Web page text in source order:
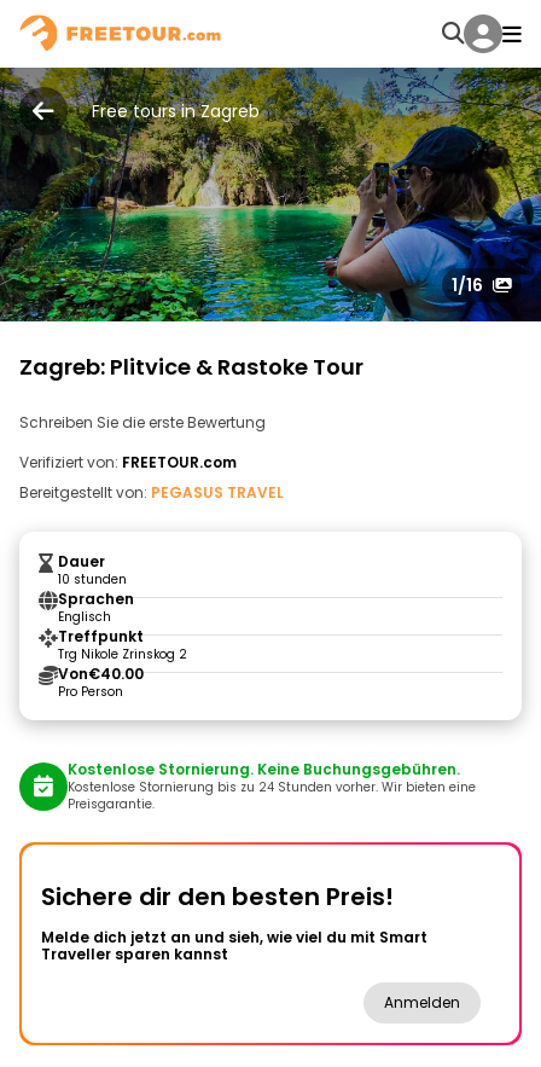
Free tours in Zagreb
1/16
Zagreb: Plitvice & Rastoke Tour
Schreiben Sie die erste Bewertung
Verifiziert von: FREETOUR.com
Bereitgestellt von: PEGASUS TRAVEL
Dauer
10 stunden
Sprachen
Englisch
Treffpunkt
Trg Nikole Zrinskog 2
Von€40.00
Pro Person
Kostenlose Stornierung. Keine Buchungsgebühren.
Kostenlose Stornierung bis zu 24 Stunden vorher. Wir bieten eine
Preisgarantie.
Sichere dir den besten Preis!
Melde dich jetzt an und sieh, wie viel du mit Smart
Traveller sparen kannst
Anmelden